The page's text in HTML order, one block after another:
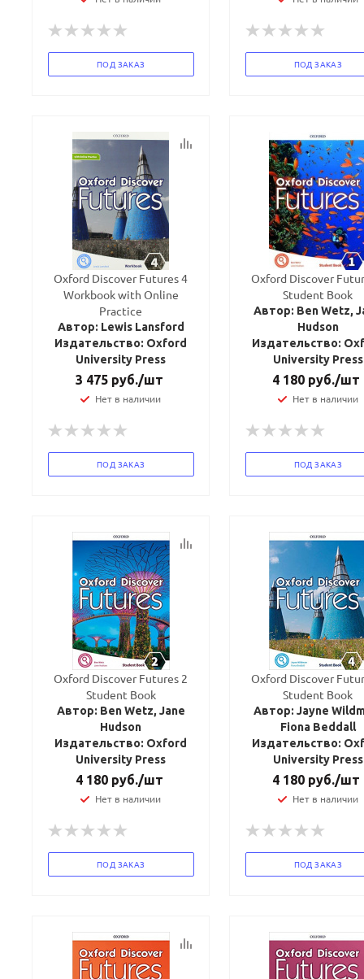
ПОД ЗАКАЗ ПОД ЗАКАЗ
Oxford Discover Futures 4
Workbook with Online
Practice
Автор: Lewis Lansford
Издательство: Oxford
University Press
3 475руб./шт
Нет в наличии
ПОД ЗАКАЗ
Oxford Discover
Student Book
Автор: Ben Wetz,
Hudson
Издательство:
University Press
4 180 руб./шт
Нет в наличии
ПОД ЗАКАЗ
Oxford Discover Futures 2
Student Book
Автор: Ben Wetz, Jane
Hudson
Издательство: Oxford
University Press
4 180руб./шт
Нет в наличии
ПОД ЗАКАЗ
Oxford Discover
Student Book
Автор: Jayne
Fiona Beddall
Издательство:
University Press
4 180 руб./шт
Нет в наличии
ПОД ЗАКАЗ